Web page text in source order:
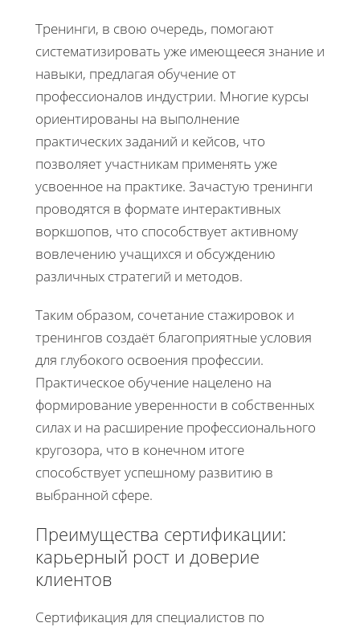
Тренинги, в свою очередь, помогают
систематизировать уже имеющееся знание и
навыки, предлагая обучение от
профессионалов индустрии. Многие курсы
ориентированы на выполнение
практических заданий и кейсов, что
позволяет участникам применять уже
усвоенное на практике. Зачастую тренинги
проводятся в формате интерактивных
воркшопов, что способствует активному
вовлечению учащихся и обсуждению
различных стратегий и методов.
Таким образом, сочетание стажировок и
тренингов создаёт благоприятные условия
для глубокого освоения профессии.
Практическое обучение нацелено на
формирование уверенности в собственных
силах и на расширение профессионального
кругозора, что в конечном итоге
способствует успешному развитию в
выбранной сфере.
Преимущества сертификации:
карьерный рост и доверие
клиентов
Сертификация для специалистов по